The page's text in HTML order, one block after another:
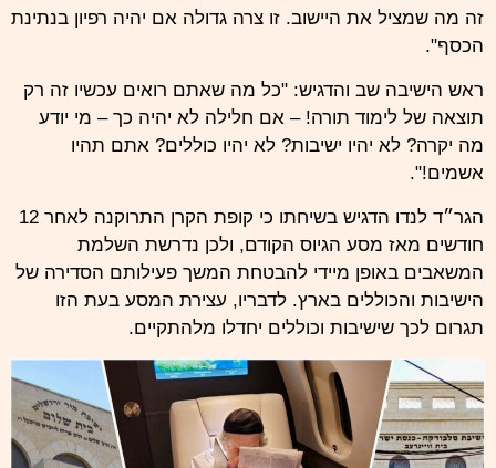
זה מה שמציל את היישוב. זו צרה גדולה אם יהיה רפיון בנתינת
הכסף".
ראש הישיבה שב והדגיש: "כל מה שאתם רואים עכשיו זה רק
תוצאה של לימוד תורה! – אם חלילה לא יהיה כך – מי יודע
מה יקרה? לא יהיו ישיבות? לא יהיו כוללים? אתם תהיו
אשמים!".
הגר״ד לנדו הדגיש בשיחתו כי קופת הקרן התרוקנה לאחר 12
חודשים מאז מסע הגיוס הקודם, ולכן נדרשת השלמת
המשאבים באופן מיידי להבטחת המשך פעילותם הסדירה של
הישיבות והכוללים בארץ. לדבריו, עצירת המסע בעת הזו
תגרום לכך שישיבות וכוללים יחדלו מלהתקיים.